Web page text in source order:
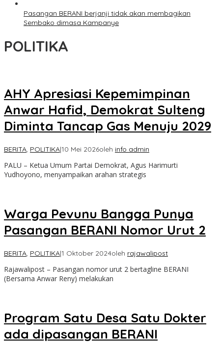
Pasangan BERANI berjanji tidak akan membagikan
Sembako dimasa Kampanye
POLITIKA
AHY Apresiasi Kepemimpinan
Anwar Hafid, Demokrat Sulteng
Diminta Tancap Gas Menuju 2029
BERITA, POLITIKA|10 Mei 2026oleh info admin
PALU – Ketua Umum Partai Demokrat, Agus Harimurti
Yudhoyono, menyampaikan arahan strategis
Warga Pevunu Bangga Punya
Pasangan BERANI Nomor Urut 2
BERITA, POLITIKA|1 Oktober 2024oleh rajawalipost
Rajawalipost – Pasangan nomor urut 2 bertagline BERANI
(Bersama Anwar Reny) melakukan
Program Satu Desa Satu Dokter
ada dipasangan BERANI